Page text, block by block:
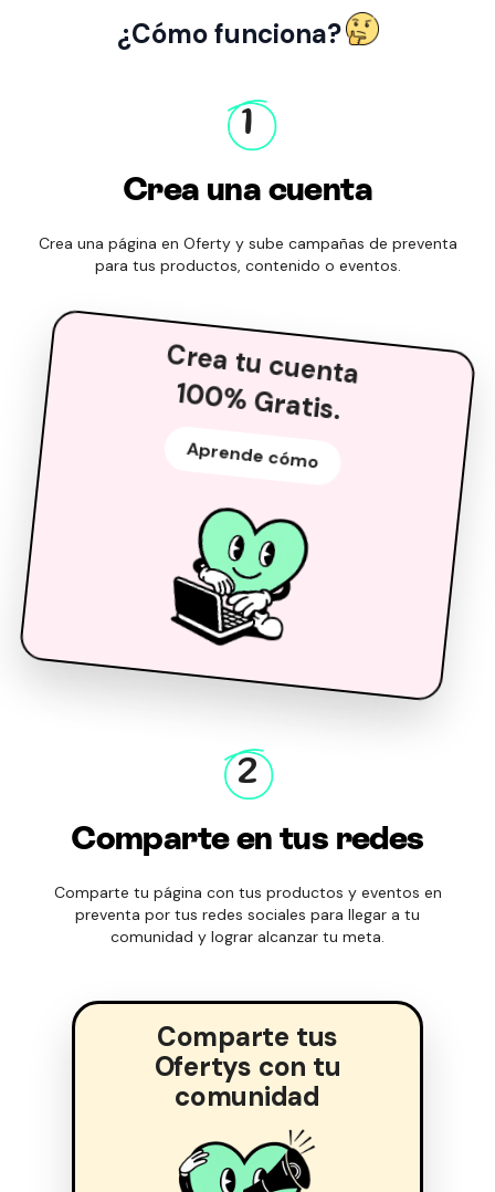
¿Cómo funciona?
1
Crea una cuenta
Crea una página en Oferty y sube campañas de preventa
para tus productos, contenido o eventos.
Crea tucuenta
100% Gratis.
Aprende cómo
2
Comparte en tus redes
Comparte tu página con tus productos y eventos en
preventa por tus redes sociales para llegar a tu
comunidad y lograr alcanzar tu meta.
Comparte tus
Ofertys con tu
comunidad